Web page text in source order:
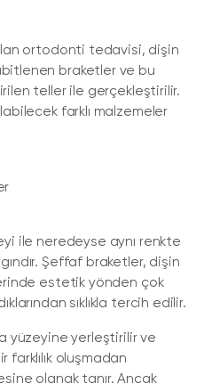
ortodonti tedavisi, dişin
braketler ve bu
teller ile gerçekleştirilir.
farklı malzemeler
ile neredeyse aynı renkte
Şeffaf braketler, dişin
estetik yönden çok
sıklıkla tercih edilir.
yüzeyine yerleştirilir ve
farklılık oluşmadan
olanak tanır. Ancak